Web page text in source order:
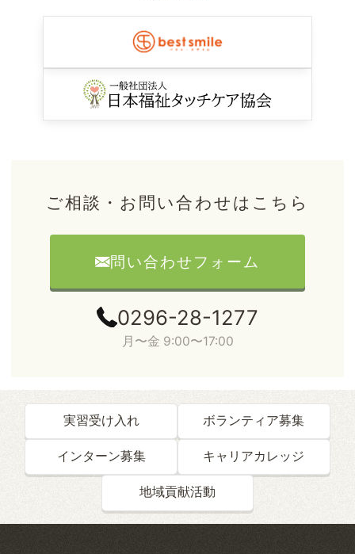
ご相談・お問い合わせはこちら
問い合わせフォーム
0296-28-1277
月〜金 9:00〜17:00
実習受け入れ ボランティア募集
インターン募集 キャリアカレッジ
地域貢献活動